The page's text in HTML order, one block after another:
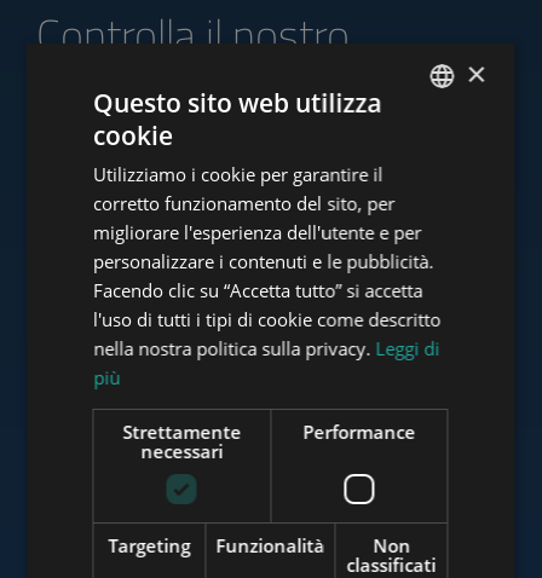
Controlla il nostro
portafoglio di offerte
www.tower-investments.com
www.towerassistance.com
www.towerconsulting.hu
FRENCH
ITALIAN
SPANISH
ARABIC
×
Questo sito web utilizza
cookie
Utilizziamo i cookie per garantire il
corretto funzionamento del sito, per
migliorare l'esperienza dell'utente e per
personalizzare i contenuti e le pubblicità.
Facendo clic su “Accetta tutto” si accetta
l'uso di tutti i tipi di cookie come descritto
nella nostra politica sulla privacy. Leggi di
più
Strettamente
necessari
Performance
Targeting Funzionalità
Non
classificati